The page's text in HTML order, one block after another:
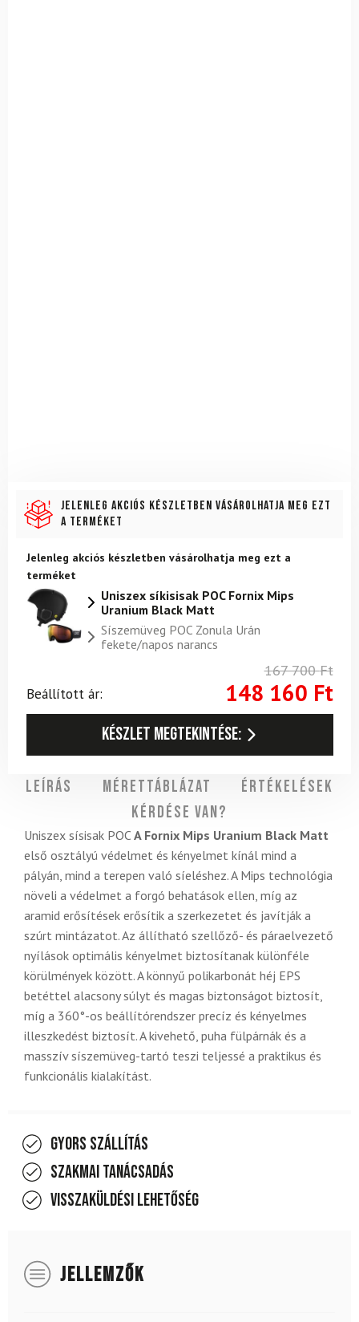
Jelenleg akciós készletben vásárolhatja meg ezt
a terméket
Jelenleg akciós készletben vásárolhatja meg ezt a
terméket
Uniszex síkisisak POC Fornix Mips
Uranium Black Matt
Síszemüveg POC Zonula Urán
fekete/napos narancs
167 700Ft
Beállított ár:
148 160 Ft
Készlet megtekintése:
Leírás Mérettáblázat
Értékelések
Kérdése van?
Uniszex sísisak POC A Fornix Mips Uranium Black Matt
első osztályú védelmet és kényelmet kínál mind a
pályán, mind a terepen való síeléshez. A Mips technológia
növeli a védelmet a forgó behatások ellen, míg az
aramid erősítések erősítik a szerkezetet és javítják a
szúrt mintázatot. Az állítható szellőző- és páraelvezető
nyílások optimális kényelmet biztosítanak különféle
körülmények között. A könnyű polikarbonát héj EPS
betéttel alacsony súlyt és magas biztonságot biztosít,
míg a 360°-os beállítórendszer precíz és kényelmes
illeszkedést biztosít. A kivehető, puha fülpárnák és a
masszív síszemüveg-tartó teszi teljessé a praktikus és
funkcionális kialakítást.
Gyors szállítás
Szakmai tanácsadás
Visszaküldési lehetőség
JELLEMZŐK